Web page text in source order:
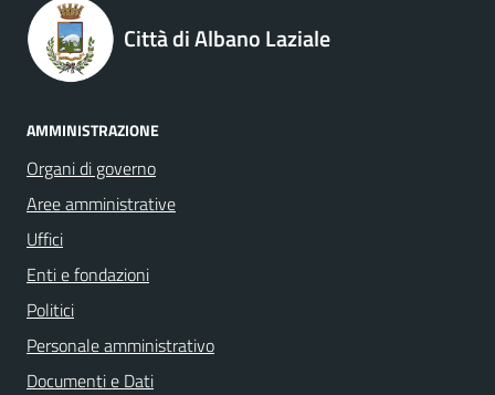
Città di Albano Laziale
AMMINISTRAZIONE
Organi di governo
Aree amministrative
Uffici
Enti e fondazioni
Politici
Personale amministrativo
Documenti e Dati